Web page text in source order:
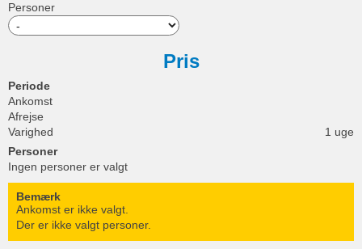
Personer
Pris
Periode
Ankomst
Afrejse
Varighed
1 uge
Personer
Ingen personer er valgt
Bemærk
Ankomst er ikke valgt.
Der er ikke valgt personer.